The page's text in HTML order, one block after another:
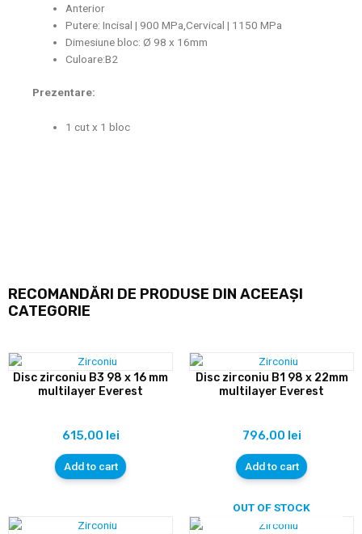
Anterior
Putere: Incisal | 900 MPa,Cervical | 1150 MPa
Dimesiune bloc:Ø 98 x 16mm
Culoare:B2
Prezentare:
1 cut x 1 bloc
RECOMANDĂRI DE PRODUSE DIN ACEEAȘI
CATEGORIE
Disc zirconiu B3 98 x 16 mm
multilayer Everest
615,00 lei
Add to cart
Disc zirconiu B1 98 x 22mm
multilayer Everest
796,00 lei
Add to cart
OUT OF STOCK